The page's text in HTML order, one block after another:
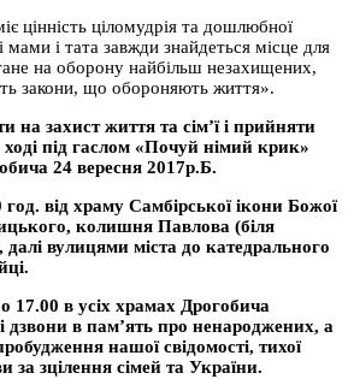
цінність ціломудрія та дошлюбної
мами і тата завжди знайдеться місце для
на оборону найбільш незахищених,
закони, що обороняють життя».
на захист життя та сім’ї і прийняти
під гаслом «Почуй німий крик»
24 вересня 2017р.Б.
від храму Самбірської ікони Божої
колишня Павлова (біля
вулицями міста до катедрального
17.00 в усіх храмах Дрогобича
дзвони в пам’ять про ненароджених, а
нашої свідомості, тихої
за зцілення сімей та України.